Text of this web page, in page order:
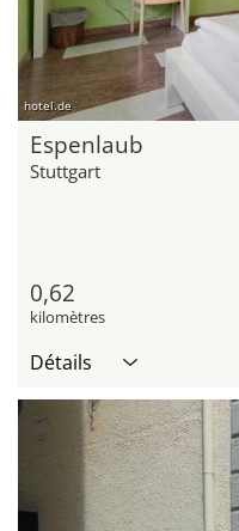
hotel.de
Espenlaub
Stuttgart
0,62
kilomètres
Détails